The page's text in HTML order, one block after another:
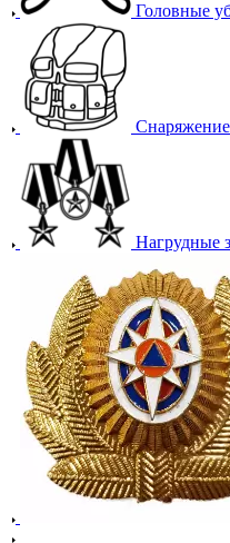
Головные
Снаряжение
Нагрудные